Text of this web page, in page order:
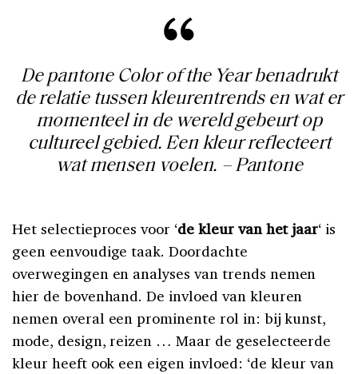
De pantone Color of the Year benadrukt
de relatie tussen kleurentrends en wat er
momenteel in de wereld gebeurt op
cultureel gebied. Een kleur reflecteert
wat mensen voelen. – Pantone
Het selectieproces voor ‘de kleur van het jaar‘ is
geen eenvoudige taak. Doordachte
overwegingen en analyses van trends nemen
hier de bovenhand. De invloed van kleuren
nemen overal een prominente rol in: bij kunst,
mode, design, reizen … Maar de geselecteerde
kleur heeft ook een eigen invloed: ‘de kleur van